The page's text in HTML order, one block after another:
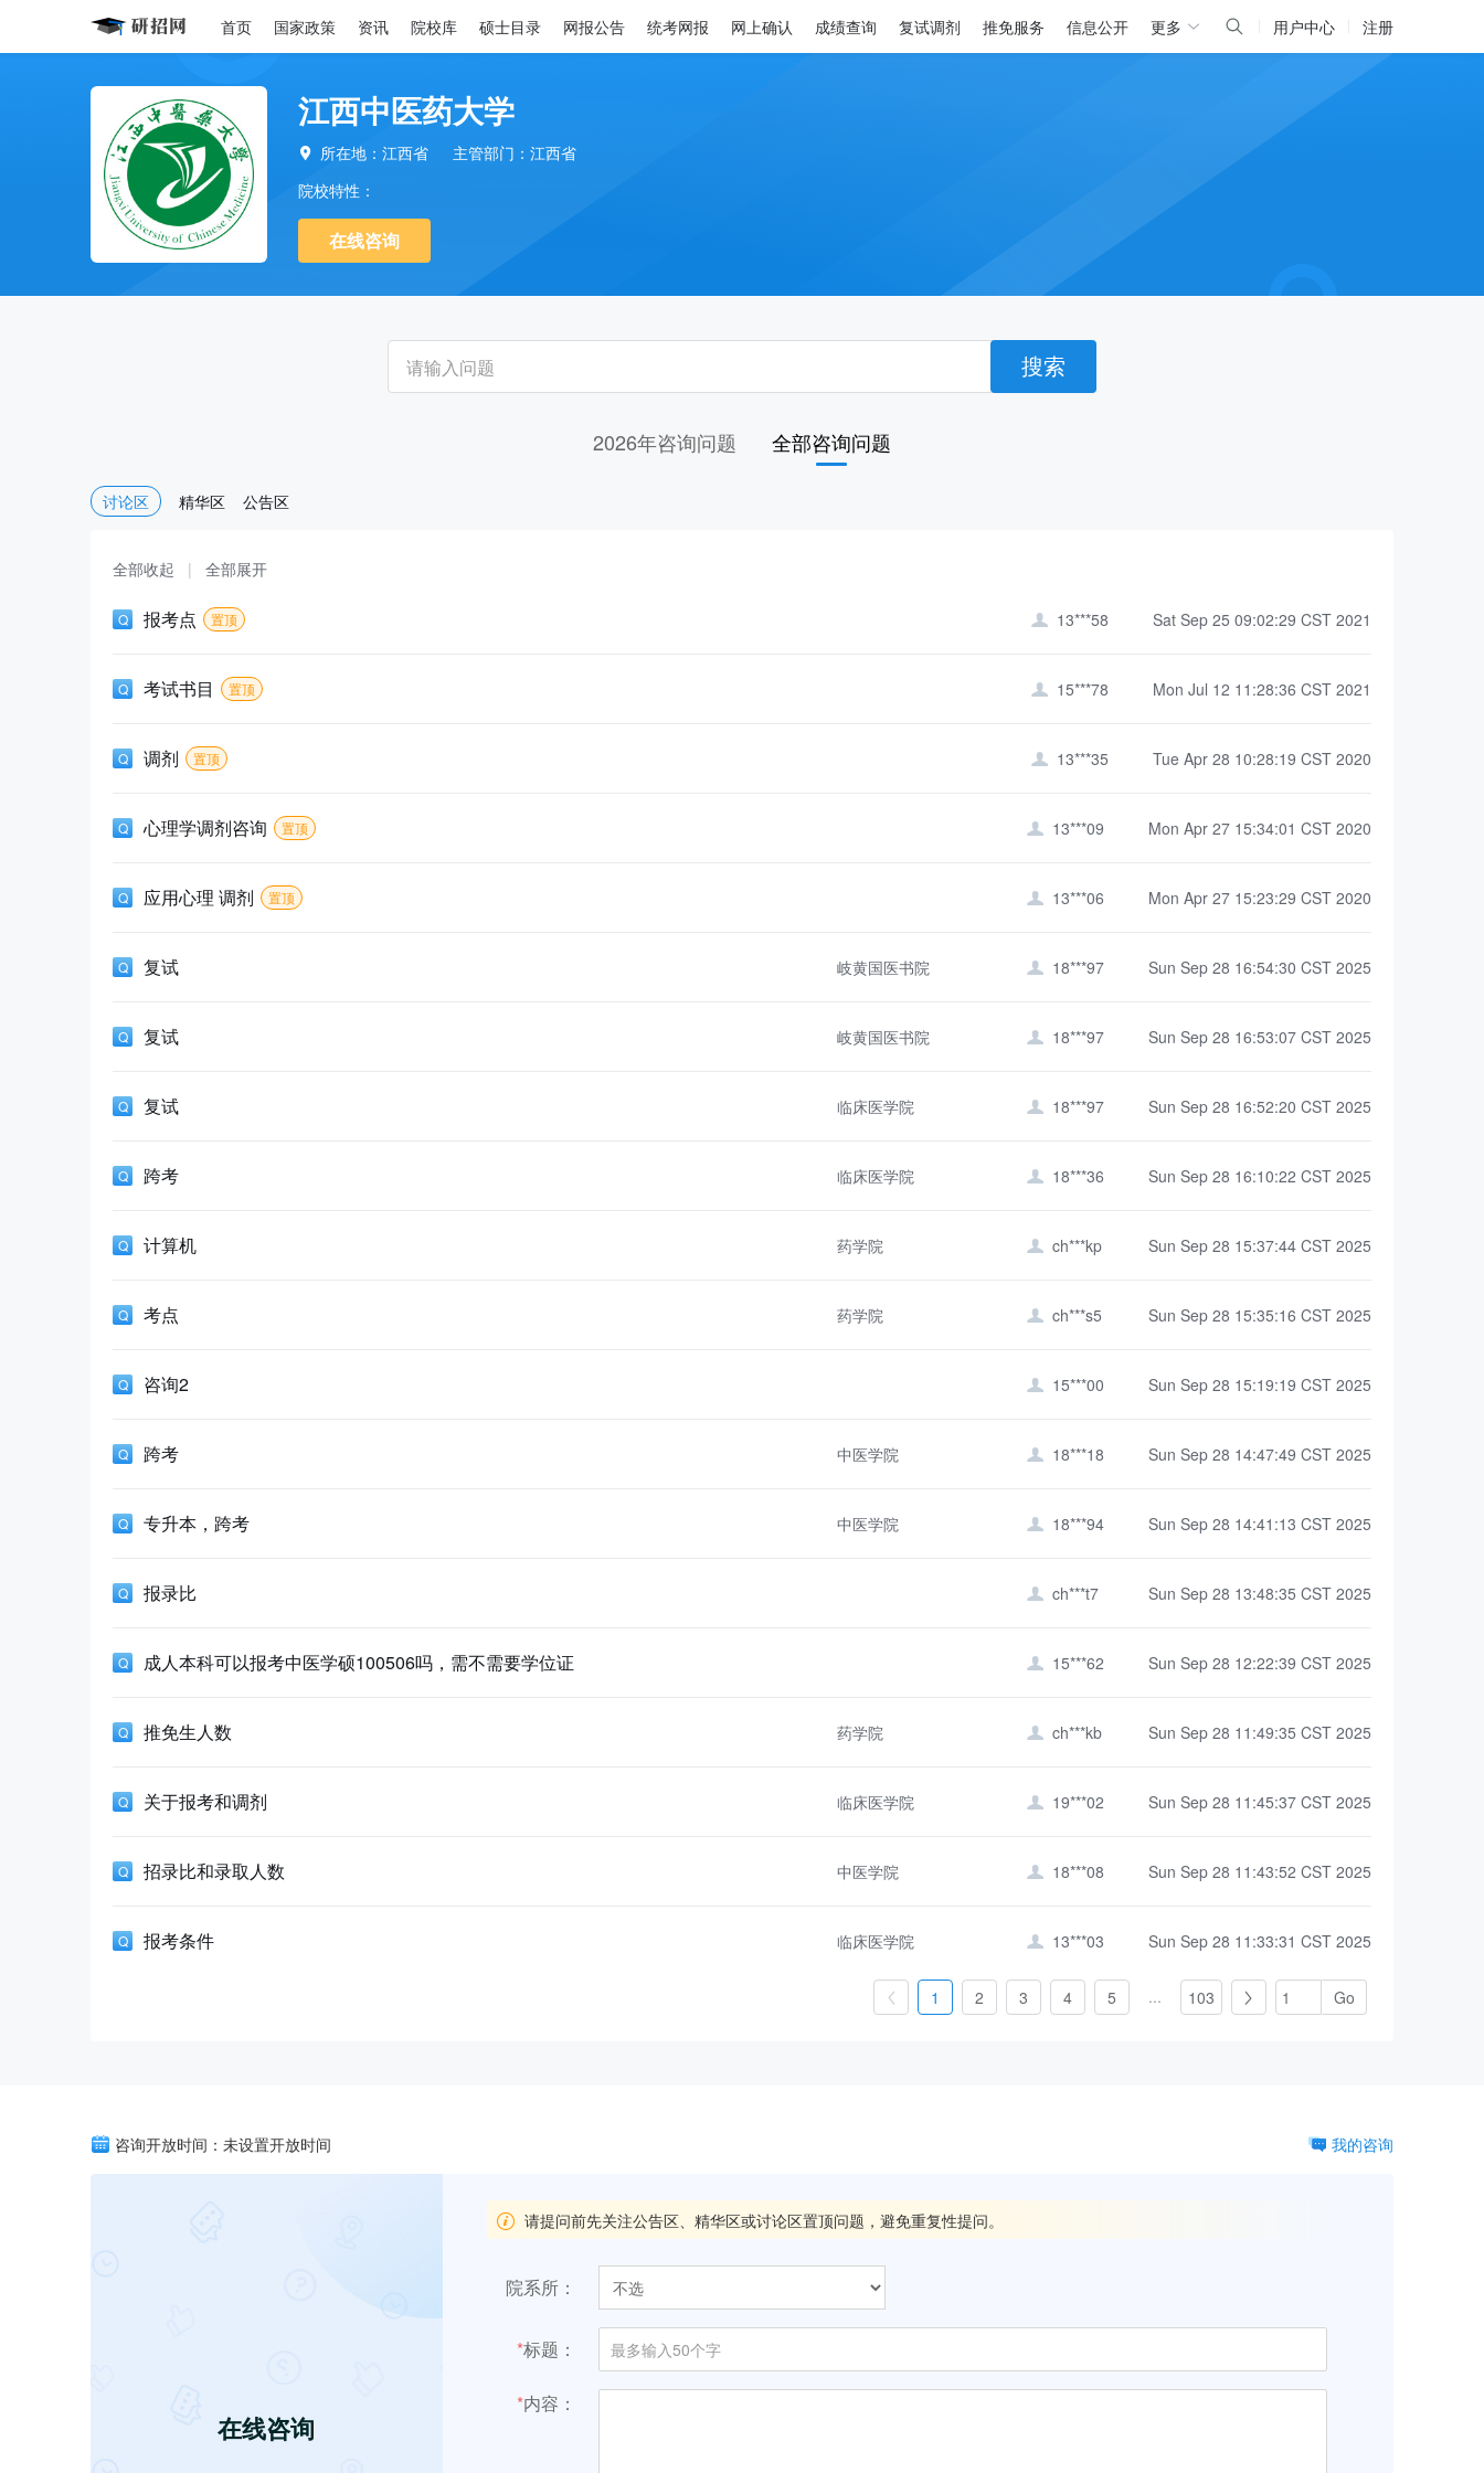
首页 国家政策 资讯 院校库 硕士目录 网报公告 统考网报 网上确认 成绩查询 复试调剂 推免服务 信息公开 更多 用户中心 注册
江西中医药大学
 所在地：江西省
主管部门：江西省
院校特性：
在线咨询
搜索
2026年咨询问题 全部咨询问题
讨论区 精华区 公告区
全部收起 | 全部展开
报考点 置顶  13***58 Sat Sep 25 09:02:29 CST 2021
考试书目 置顶  15***78 Mon Jul 12 11:28:36 CST 2021
调剂 置顶  13***35 Tue Apr 28 10:28:19 CST 2020
心理学调剂咨询 置顶  13***09 Mon Apr 27 15:34:01 CST 2020
应用心理 调剂 置顶  13***06 Mon Apr 27 15:23:29 CST 2020
复试 岐黄国医书院  18***97 Sun Sep 28 16:54:30 CST 2025
复试 岐黄国医书院  18***97 Sun Sep 28 16:53:07 CST 2025
复试 临床医学院  18***97 Sun Sep 28 16:52:20 CST 2025
跨考 临床医学院  18***36 Sun Sep 28 16:10:22 CST 2025
计算机 药学院  ch***kp Sun Sep 28 15:37:44 CST 2025
考点 药学院  ch***s5 Sun Sep 28 15:35:16 CST 2025
咨询2  15***00 Sun Sep 28 15:19:19 CST 2025
跨考 中医学院  18***18 Sun Sep 28 14:47:49 CST 2025
专升本，跨考 中医学院  18***94 Sun Sep 28 14:41:13 CST 2025
报录比  ch***t7 Sun Sep 28 13:48:35 CST 2025
成人本科可以报考中医学硕100506吗，需不需要学位证  15***62 Sun Sep 28 12:22:39 CST 2025
推免生人数 药学院  ch***kb Sun Sep 28 11:49:35 CST 2025
关于报考和调剂 临床医学院  19***02 Sun Sep 28 11:45:37 CST 2025
招录比和录取人数 中医学院  18***08 Sun Sep 28 11:43:52 CST 2025
报考条件 临床医学院  13***03 Sun Sep 28 11:33:31 CST 2025
 1 2 3 4 5 ... 103 
咨询开放时间：未设置开放时间 我的咨询